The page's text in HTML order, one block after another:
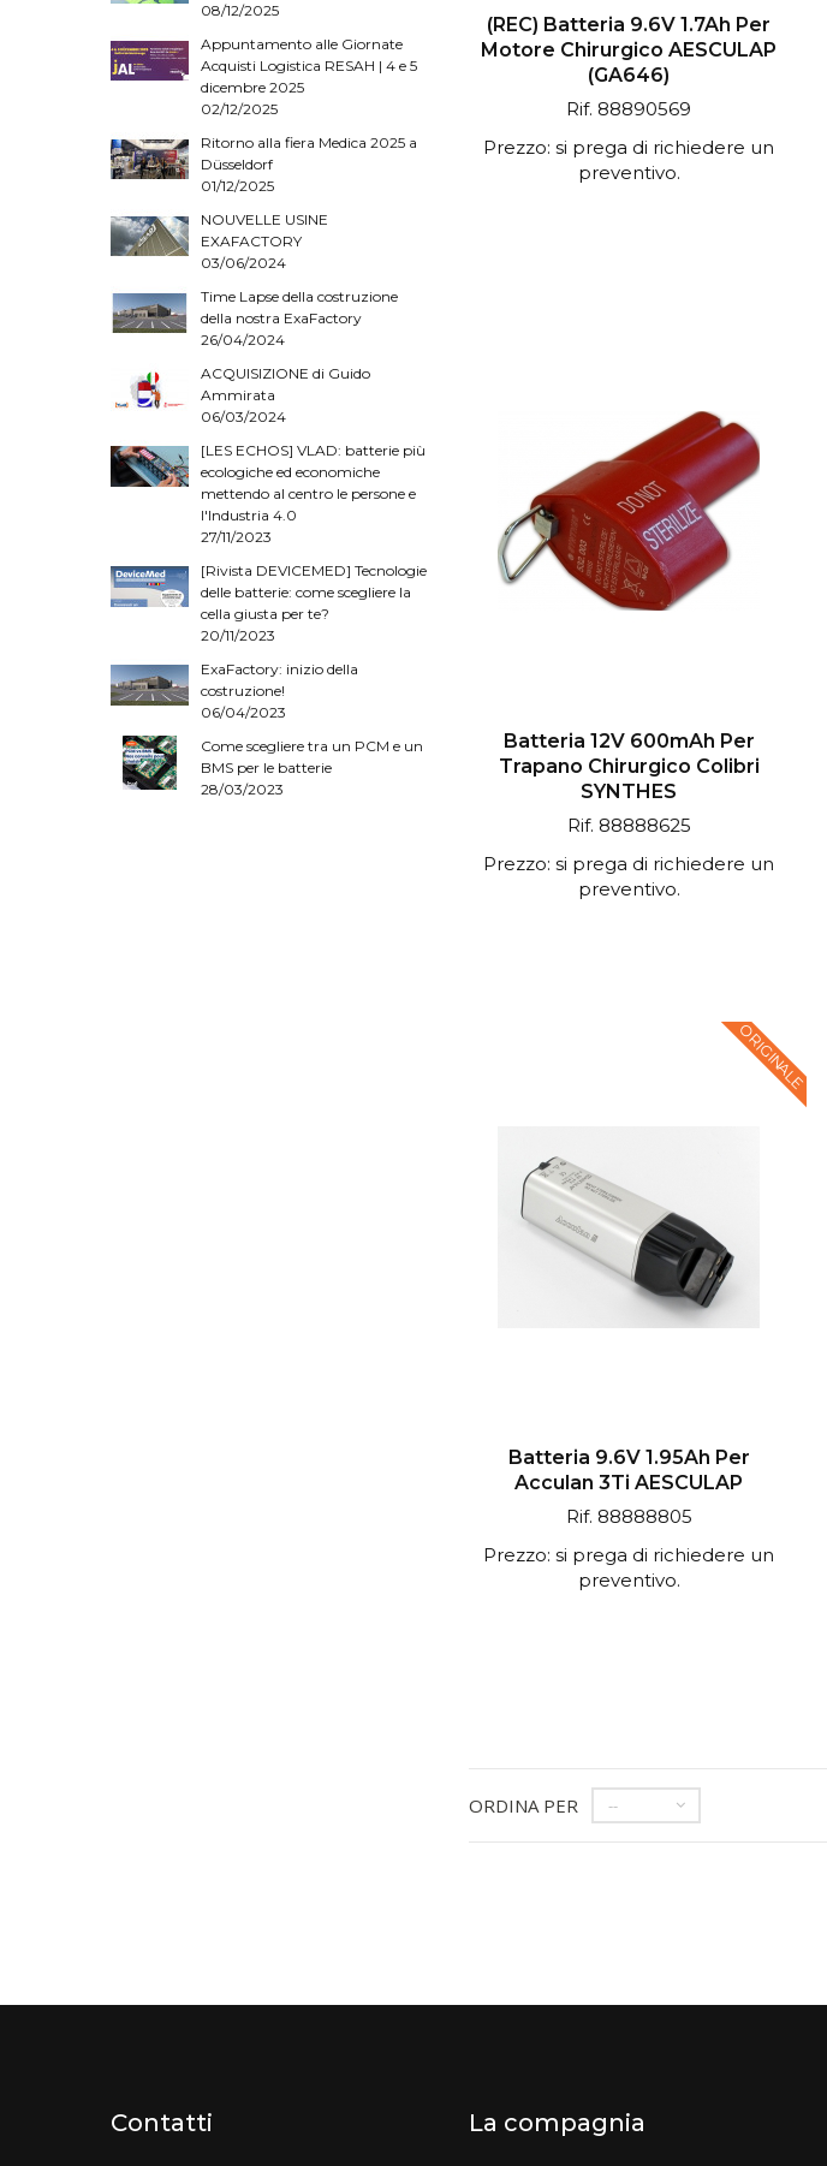
08/12/2025
Appuntamento alle Giornate
Acquisti Logistica RESAH | 4 e 5
dicembre 2025
02/12/2025
Ritorno alla fiera Medica 2025 a
Düsseldorf
01/12/2025
NOUVELLE USINE
EXAFACTORY
03/06/2024
Time Lapse della costruzione
della nostra ExaFactory
26/04/2024
ACQUISIZIONE di Guido
Ammirata
06/03/2024
[LES ECHOS] VLAD: batterie più
ecologiche ed economiche
mettendo al centro le persone e
l'Industria 4.0
27/11/2023
[Rivista DEVICEMED] Tecnologie
delle batterie: come scegliere la
cella giusta per te?
20/11/2023
ExaFactory: inizio della
costruzione!
06/04/2023
Come scegliere tra un PCM e un
BMS per le batterie
28/03/2023
(REC) Batteria 9.6V 1.7Ah Per
Motore Chirurgico AESCULAP
(GA646)
Rif. 88890569
Prezzo: si prega di richiedere un
preventivo.
Batteria 12V 600mAh Per
Trapano Chirurgico Colibri
SYNTHES
Rif. 88888625
Prezzo: si prega di richiedere un
preventivo.
ORIGINALE
Batteria 9.6V 1.95Ah Per
Acculan 3Ti AESCULAP
Rif. 88888805
Prezzo: si prega di richiedere un
preventivo.
ORDINA PER --
Contatti La compagnia